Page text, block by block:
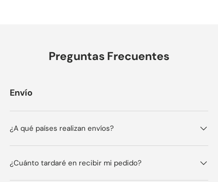
Preguntas Frecuentes
Envío
¿A qué países realizan envíos?
¿Cuánto tardaré en recibir mi pedido?